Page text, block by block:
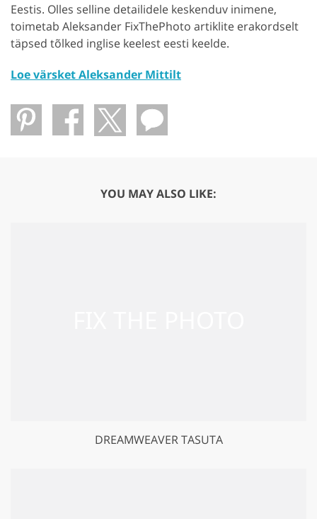
Eestis. Olles selline detailidele keskenduv inimene,
toimetab Aleksander FixThePhoto artiklite erakordselt
täpsed tõlked inglise keelest eesti keelde.
Loe värsket Aleksander Mittilt
YOU MAY ALSO LIKE:
DREAMWEAVER TASUTA